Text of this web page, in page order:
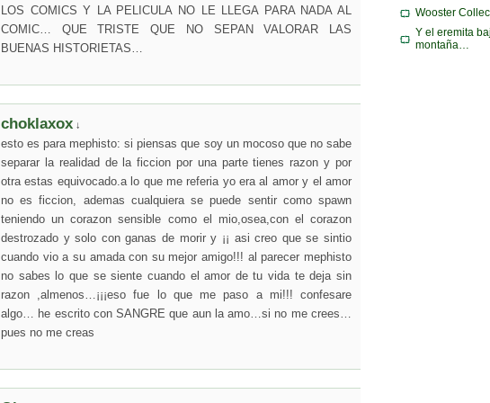
LOS COMICS Y LA PELICULA NO LE LLEGA PARA NADA AL
COMIC… QUE TRISTE QUE NO SEPAN VALORAR LAS
BUENAS HISTORIETAS…
choklaxox ↓
esto es para mephisto: si piensas que soy un mocoso que no sabe
separar la realidad de la ficcion por una parte tienes razon y por
otra estas equivocado.a lo que me referia yo era al amor y el amor
no es ficcion, ademas cualquiera se puede sentir como spawn
teniendo un corazon sensible como el mio,osea,con el corazon
destrozado y solo con ganas de morir y ¡¡ asi creo que se sintio
cuando vio a su amada con su mejor amigo!!! al parecer mephisto
no sabes lo que se siente cuando el amor de tu vida te deja sin
razon ,almenos…¡¡¡eso fue lo que me paso a mi!!! confesare
algo… he escrito con SANGRE que aun la amo…si no me crees…
pues no me creas
Wooster
Y el eremita
montaña…